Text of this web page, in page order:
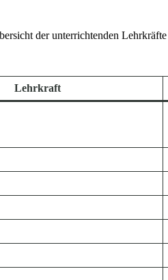
der unterrichtenden Lehrkräfte
Lehrkraft